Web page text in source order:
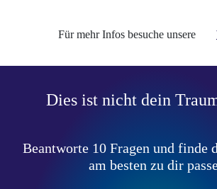
Für mehr Infos besuche unsere
Dies ist nicht dein
Beantworte 10 Fragen und finde
am besten zu dir